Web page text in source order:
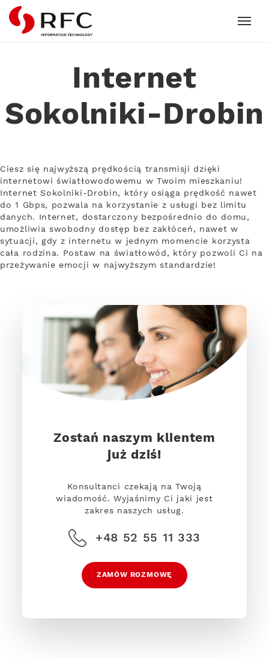
RFC
Internet
Sokolniki-Drobin
Ciesz się najwyższą prędkością transmisji dzięki
internetowi światłowodowemu w Twoim mieszkaniu!
Internet Sokolniki-Drobin, który osiąga prędkość nawet
do 1 Gbps, pozwala na korzystanie z usługi bez limitu
danych. Internet, dostarczony bezpośrednio do domu,
umożliwia swobodny dostęp bez zakłóceń, nawet w
sytuacji, gdy z internetu w jednym momencie korzysta
cała rodzina. Postaw na światłowód, który pozwoli Ci na
przeżywanie emocji w najwyższym standardzie!
Zostań naszym klientem
już dziś!
Konsultanci czekają na Twoją
wiadomość. Wyjaśnimy Ci jaki jest
zakres naszych usług.
+48 52 55 11 333
ZAMÓW ROZMOWĘ